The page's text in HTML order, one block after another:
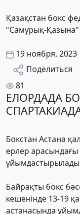
Қазақстан бокс
"Самұрық-Қазына"
19 ноября, 2023
Поделиться
81
ЕЛОРДАДА
Бокстан Астана
ерлер арасындағы
Байрақты бокс
кешенінде 13-19
астанасында